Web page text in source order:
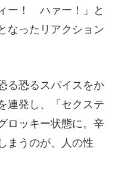
ー！ ハァー！」と
なったリアクション
る恐るスパイスをか
連発し、「セクステ
ロッキー状態に。辛
まうのが、人の性